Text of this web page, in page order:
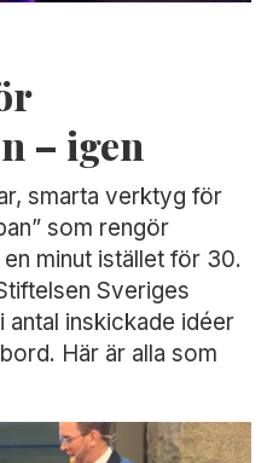
– igen
smarta verktyg för
som rengör
minut istället för 30.
Sveriges
antal inskickade idéer
Här är alla som